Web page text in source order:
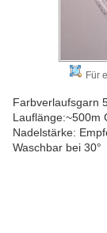
Für
Farbverlaufsgarn
Lauflänge:~500m
Nadelstärke:
Waschbar bei 30°